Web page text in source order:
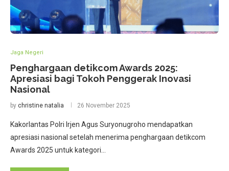
Jaga Negeri
Penghargaan detikcom Awards 2025:
Apresiasi bagi Tokoh Penggerak Inovasi
Nasional
by christine natalia 26 November 2025
Kakorlantas Polri Irjen Agus Suryonugroho mendapatkan
apresiasi nasional setelah menerima penghargaan detikcom
Awards 2025 untuk kategori…